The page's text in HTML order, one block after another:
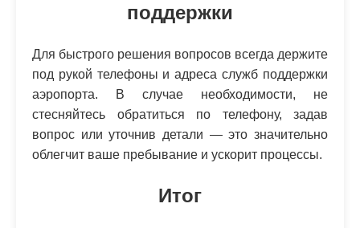
поддержки
Для быстрого решения вопросов всегда держите
под рукой телефоны и адреса служб поддержки
аэропорта. В случае необходимости, не
стесняйтесь обратиться по телефону, задав
вопрос или уточнив детали — это значительно
облегчит ваше пребывание и ускорит процессы.
Итог